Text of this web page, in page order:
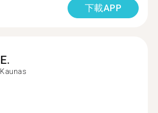
下載APP
E.
Kaunas